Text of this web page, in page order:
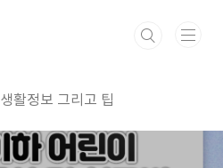
생활정보 그리고 팁